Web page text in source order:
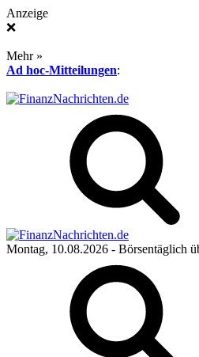
Anzeige
❌
Mehr »
Ad hoc-Mitteilungen:
Montag, 10.08.2026 - Börsentäglich